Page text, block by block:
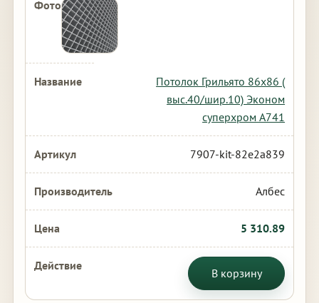
Потолок Грильято 86х86 (
выс.40/шир.10) Эконом
суперхром А741
7907-kit-82e2a839
Албес
5 310.89
В корзину